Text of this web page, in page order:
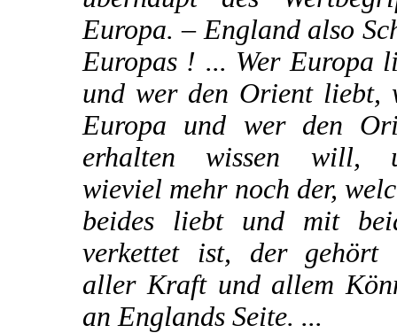
Europa. – England also
Europas ! ... Wer Europa
und wer den Orient liebt,
Europa und wer den
erhalten wissen will,
wieviel mehr noch der,
beides liebt und mit
verkettet ist, der gehört
aller Kraft und allem
an Englands Seite. ...